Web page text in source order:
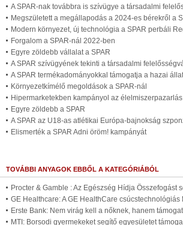
A SPAR-nak továbbra is szívügye a társadalmi
Megszületett a megállapodás a 2024-es bérekről a
Modern környezet, új technológia a SPAR perbáli
Forgalom a SPAR-nál 2022-ben
Egyre zöldebb vállalat a SPAR
A SPAR szívügyének tekinti a társadalmi
A SPAR termékadományokkal támogatja a hazai
Környezetkímélő megoldások a SPAR-nál
Hipermarketekben kampányol az
Egyre zöldebb a SPAR
A SPAR az U18-as atlétikai Európa-bajnokság
Elismerték a SPAR Adni öröm! kampányát
TOVÁBBI ANYAGOK EBBŐL A KATEGÓRIÁBÓL
Procter & Gamble : Az Egészség Hídja Összefogást
GE Healthcare: A GE HealthCare
Erste Bank: Nem virág kell a nőknek, hanem
MTI: Borsodi gyermekeket segítő egyesületet